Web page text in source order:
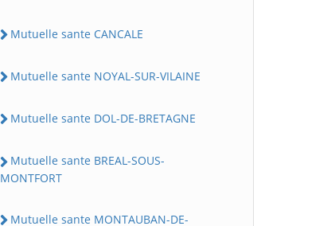
Mutuelle sante CANCALE
Mutuelle sante NOYAL-SUR-VILAINE
Mutuelle sante DOL-DE-BRETAGNE
Mutuelle sante BREAL-SOUS-
MONTFORT
Mutuelle sante MONTAUBAN-DE-